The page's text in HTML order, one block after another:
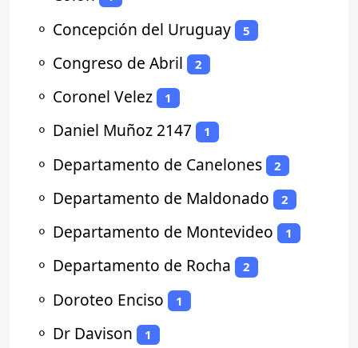
⚬ Concepción del Uruguay 5
⚬ Congreso de Abril 2
⚬ Coronel Velez 1
⚬ Daniel Muñoz 2147 1
⚬ Departamento de Canelones 2
⚬ Departamento de Maldonado 2
⚬ Departamento de Montevideo 1
⚬ Departamento de Rocha 2
⚬ Doroteo Enciso 1
⚬ Dr Davison 1